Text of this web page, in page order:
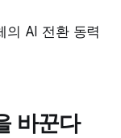
의 AI 전환 동력
바꾼다